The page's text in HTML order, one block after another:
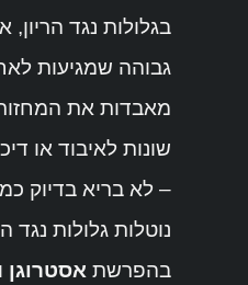
בגלולות נגד
גבוהה שמגיעות
מאבדות את
שונות לאיבוד או
– לא בריא בדיוק
נוטלות גלולות נגד
בהפרשת אסטרוגן